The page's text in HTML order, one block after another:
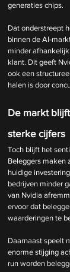
generaties chips.
Dat onderstreept
binnen de AI-
minder
klant. Dit geeft
ook een
halen is door
De markt
sterke cijfers
Toch blijft het
Beleggers maken
huidige
bedrijven minder
van Nvidia
ervoor dat
waarderingen te
Daarnaast speelt
enorme stijging
run worden